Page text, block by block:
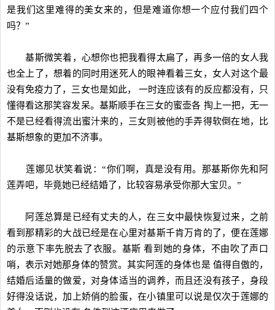
是我们这里难得的美女来的，但是难道你想一个应付我们四个
吗？”
基斯微笑着，心想你也把我看得太扁了，再多一倍的女人我
也全上了，想着的同时用迷死人的眼神看着三女，女人对这个最
没有免疫力了，三女也是如此， 一时连应该有的反应都没有，只
懂得看这那笑容发呆。基斯顺手在三女的蜜壶各 掏上一把，无一
不是已经看得流出蜜汁来的，三女则被他的手弄得软倒在地，比
基斯想象的更加不济事。
莲娜见状笑着说：“你们啊，真是没有用。那基斯你先和阿
莲弄吧，毕竟她已经结婚了，比较容易承受你那大宝贝。”
阿莲总算是已经有丈夫的人，在三女中最快恢复过来，之前
看到那精彩的大战已经是在心里对基斯千肯万肯的了，便在莲娜
的示意下率先脱去了衣服。基斯 看到她的身体，不由吹了声口
哨，表示对她那身体的赞赏。其实阿莲的身体也是 值得自傲的，
结婚后适量的做爱，对身体适当的调养，而且还没有孩子，身段
好得没话说，加上娇俏的脸蛋，在小镇里可以说是仅次于莲娜的